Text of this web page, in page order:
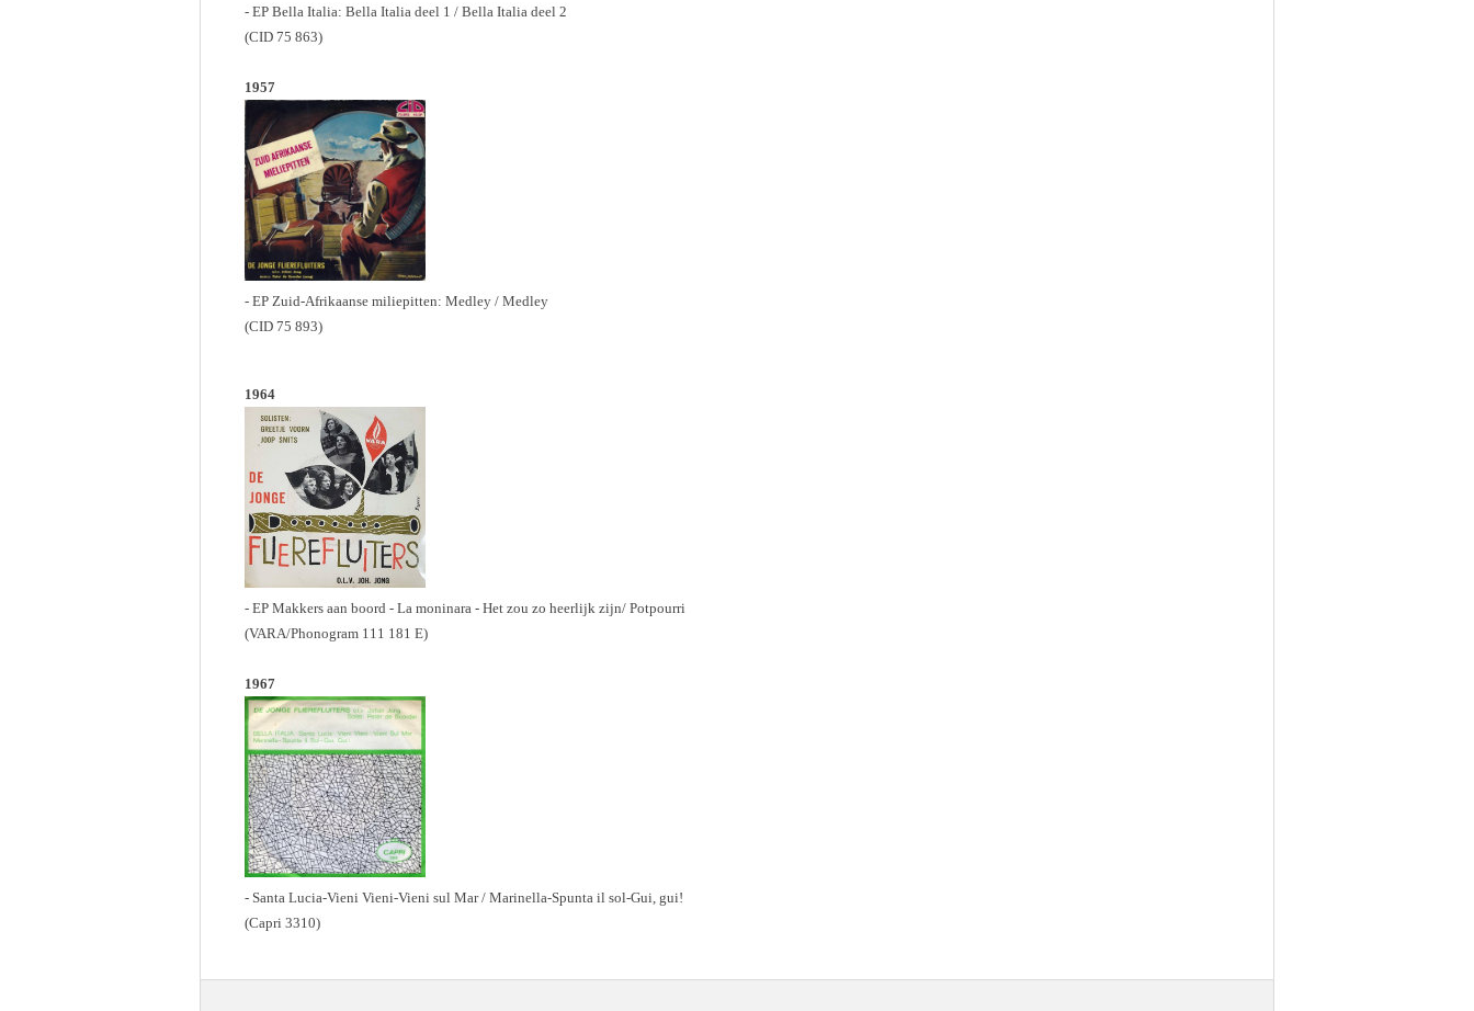
- EP Bella Italia: Bella Italia deel 1 / Bella Italia deel 2
(CID 75 863)
1957
- EP Zuid-Afrikaanse miliepitten: Medley / Medley
(CID 75 893)
1964
- EP Makkers aan boord - La moninara - Het zou zo heerlijk zijn/ Potpourri
(VARA/Phonogram 111 181 E)
1967
- Santa Lucia-Vieni Vieni-Vieni sul Mar / Marinella-Spunta il sol-Gui, gui!
(Capri 3310)